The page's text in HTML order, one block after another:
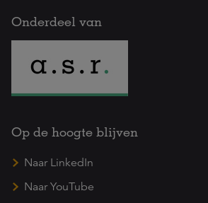
Onderdeel van
Op de hoogte blijven
Naar LinkedIn
Naar YouTube